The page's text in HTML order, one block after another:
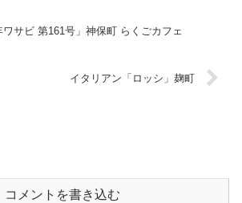
サビ 第161号」神保町 らくごカフェ
イタリアン「ロッシ」麹町
コメントを書き込む